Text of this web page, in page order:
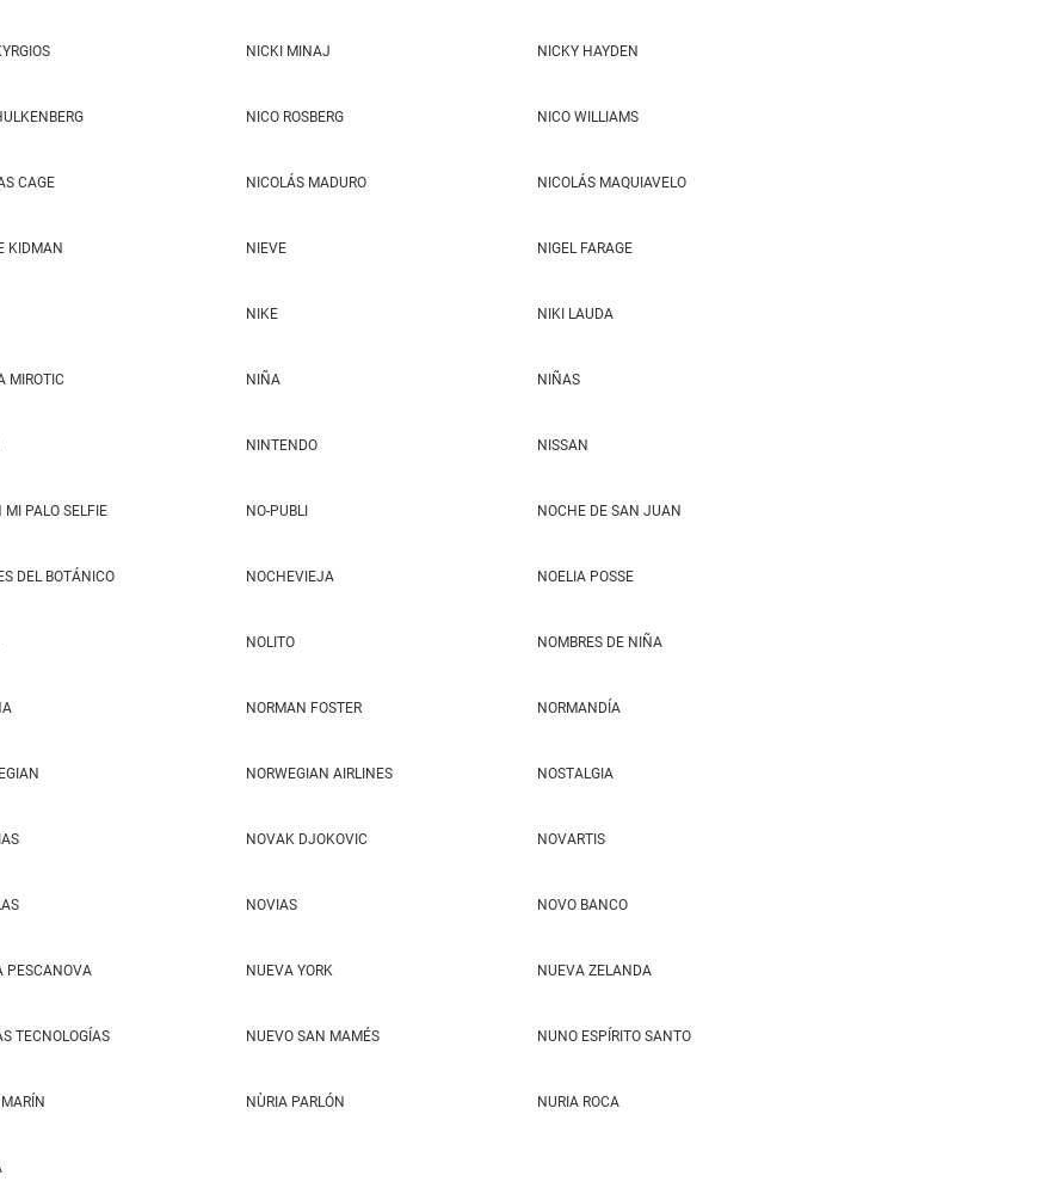
NICKI MINAJ NICKY HAYDEN
NICO ROSBERG NICO WILLIAMS
CAGE NICOLÁS MADURO NICOLÁS MAQUIAVELO
KIDMAN NIEVE NIGEL FARAGE
NIKE NIKI LAUDA
MIROTIC NIÑA NIÑAS
NINTENDO NISSAN
MI PALO SELFIE NO-PUBLI NOCHE DE SAN JUAN
DEL BOTÁNICO NOCHEVIEJA NOELIA POSSE
NOLITO NOMBRES DE NIÑA
NORMAN FOSTER NORMANDÍA
NORWEGIAN AIRLINES NOSTALGIA
NOVAK DJOKOVIC NOVARTIS
NOVIAS NOVO BANCO
PESCANOVA NUEVA YORK NUEVA ZELANDA
TECNOLOGÍAS NUEVO SAN MAMÉS NUNO ESPÍRITO SANTO
NÙRIA PARLÓN NURIA ROCA